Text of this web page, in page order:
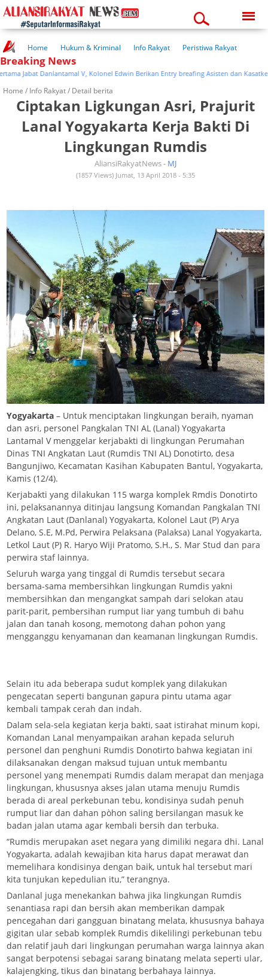
03:32:47 pm
Home Hukum & Kriminal Info Rakyat
Peristiwa Rakyat
Kuliner Rakyat
Wisata Rakyat
Pendidikan
Kesehatan
Breaking News
Jabat Danlantamal V, Kolonel Edwin Berikan Entry breafing Asisten dan Kasatker
Home / Info Rakyat/ Detail berita
Ciptakan Ligkungan Asri, Prajurit
Lanal Yogyakarta Kerja Bakti Di
Lingkungan Rumdis
AliansiRakyatNews - MJ
(1857 Views) Jumat, 13 April 2018 - 5:35
Yogyakarta – Untuk menciptakan lingkungan beraih, nyaman
dan asri, personel Pangkalan TNI AL (Lanal) Yogyakarta
Lantamal V menggelar kerjabakti di lingkungan Perumahan
Dinas TNI Angkatan Laut (Rumdis TNI AL) Donotirto, desa
Bangunjiwo, Kecamatan Kasihan Kabupaten Bantul, Yogyakarta,
Kamis (12/4).
Kerjabakti yang dilakukan 115 warga komplek Rmdis Donotirto
ini, pelaksanannya ditinjau langsung Komandan Pangkalan TNI
Angkatan Laut (Danlanal) Yogyakarta, Kolonel Laut (P) Arya
Delano, S.E, M.Pd, Perwira Pelaksana (Palaksa) Lanal Yogyakarta,
Letkol Laut (P) R. Haryo Wiji Pratomo, S.H., S. Mar Stud dan para
perwira staf lainnya.
Seluruh warga yang tinggal di Rumdis tersebut secara
bersama-sama membersihkan lingkungan Rumdis yakni
membersihkan dan mengangkat sampah dari selokan atau
parit-parit, pembersihan rumput liar yang tumbuh di bahu
jalan dan tanah kosong, memotong dahan pohon yang
mengganggu kenyamanan dan keamanan lingkungan Rumdis.
Selain itu ada beberapa sudut komplek yang dilakukan
pengecatan seperti bangunan gapura pintu utama agar
kembali tampak cerah dan indah.
Dalam sela-sela kegiatan kerja bakti, saat istirahat minum kopi,
Komandan Lanal menyampaikan arahan kepada seluruh
personel dan penghuni Rumdis Donotirto bahwa kegiatan ini
dilaksanakan dengan maksud tujuan untuk membantu
personel yang menempati Rumdis dalam merapat dan menjaga
lingkungan, khususnya akses jalan utama menuju Rumdis
berada di areal perkebunan tebu, kondisinya sudah penuh
rumput liar dan dahan pòhon saling bersilangan masuk ke
badan jalan utama agar kembali bersih dan terbuka.
“Rumdis merupakan aset negara yang dimiliki negara dhi. Lanal
Yogyakarta, adalah kewajiban kita harus dapat merawat dan
memelihara kondisinya dengan baik, untuk hal tersebut mari
kita tunjukan kepedulian itu,” terangnya.
Danlanal juga menekankan bahwa jika lingkungan Rumdis
senantiasa rapi dan bersih akan memberikan dampak
pencegahan dari gangguan binatang melata, khususnya bahaya
gigitan ular sebab komplek Rumdis dikelilingi perkebunan tebu
dan relatif jauh dari lingkungan perumahan warga lainnya akan
sangat berpotensi sebagai sarang binatang melata seperti ular,
kalajengking, tikus dan binatang berbahaya lainnya.